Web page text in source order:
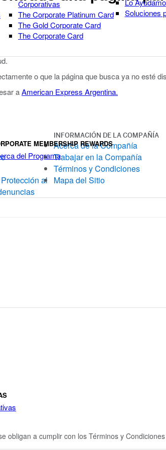
Corporativas
The Corporate Platinum Card
The Gold Corporate Card
The Corporate Card
Soluciones
MEMBERSHIP REWARDS
del Programa
o que la página que busca ya no esté
aAmerican Express Argentina.
al
INFORMACIÓN DE LA COMPAÑÍA
Acerca de la Compañía
Trabajar en la Compañía
Términos y Condiciones
Mapa del Sitio
a cumplir con los Términos y